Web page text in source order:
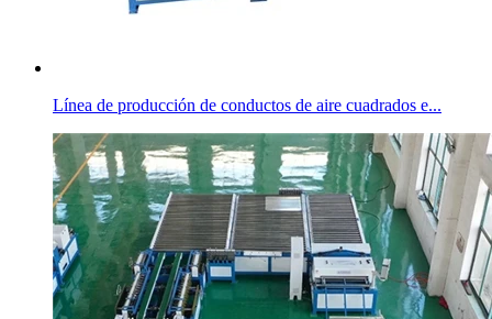
Línea de producción de conductos de aire cuadrados e...